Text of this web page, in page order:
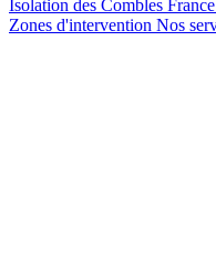
Isolation des Combles
Zones d'intervention Nos